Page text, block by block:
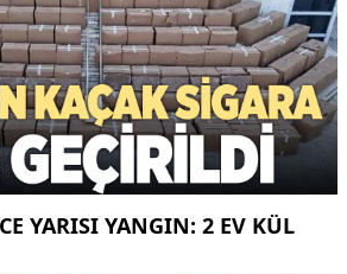
YARISI YANGIN: 2 EV KÜL